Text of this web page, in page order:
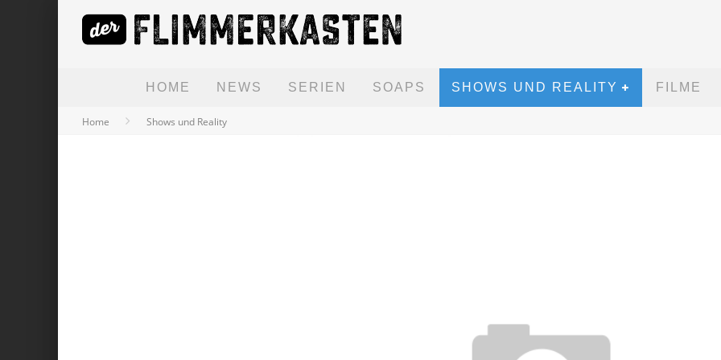
HOME NEWS SERIEN SOAPS SHOWS UND REALITY FILME
Home Shows und Reality